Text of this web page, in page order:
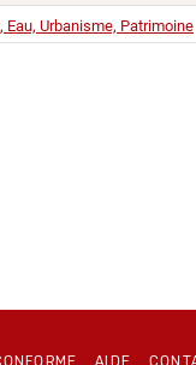
Eau, Urbanisme, Patrimoine
AIDE